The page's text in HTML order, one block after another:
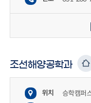
조선해양공학과
위치
승학캠퍼